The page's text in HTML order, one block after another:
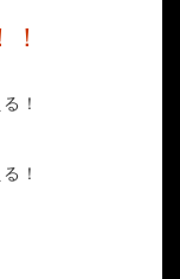
！
！